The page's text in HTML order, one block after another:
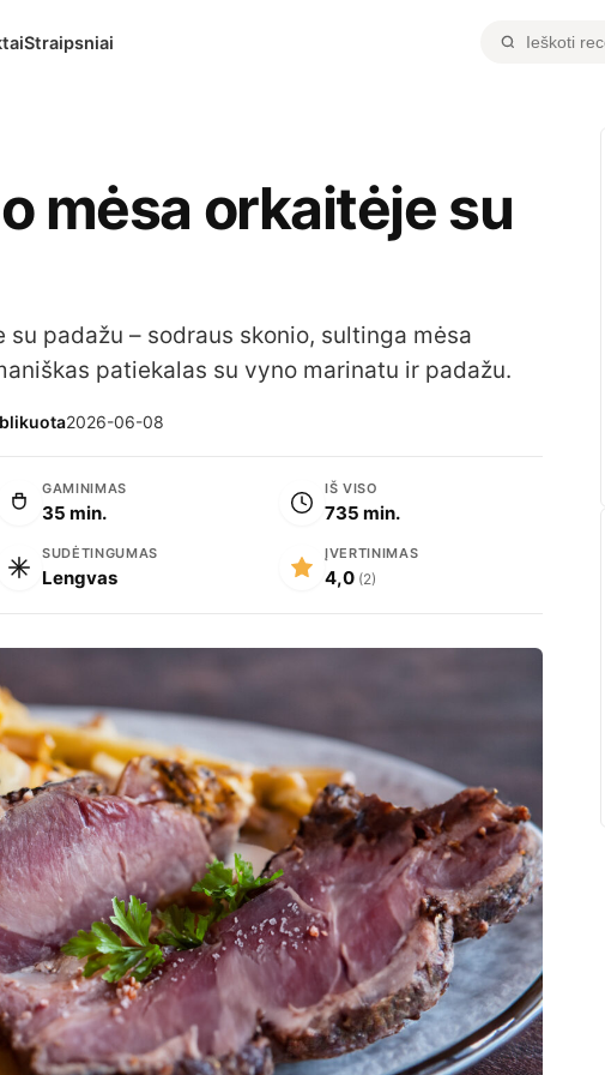
Straipsniai
mėsa orkaitėje su
su padažu – sodraus skonio, sultinga mėsa
patiekalas su vyno marinatu ir padažu.
2026-06-08
GAMINIMAS
35 min.
IŠ VISO
735 min.
SUDĖTINGUMAS
Lengvas
ĮVERTINIMAS
4,0 (2)